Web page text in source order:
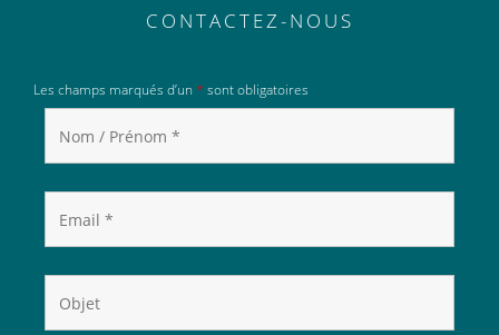
CONTACTEZ-NOUS
Les champs marqués d’un * sont obligatoires